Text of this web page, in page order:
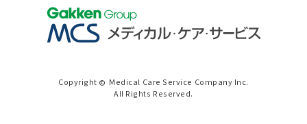
Copyright © Medical Care Service Company Inc.
All Rights Reserved.